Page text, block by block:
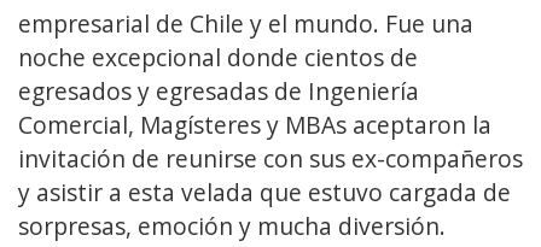
empresarial de Chile y el mundo. Fue una
noche excepcional donde cientos de
egresados y egresadas de Ingeniería
Comercial, Magísteres y MBAs aceptaron la
invitación de reunirse con sus ex-compañeros
y asistir a esta velada que estuvo cargada de
sorpresas, emoción y mucha diversión.